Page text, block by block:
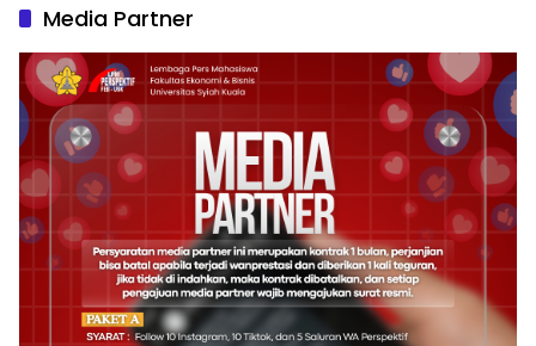
Media Partner